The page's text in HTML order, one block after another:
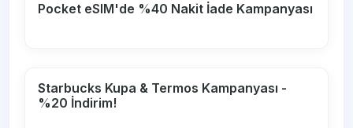
Pocket eSIM'de %40 Nakit İade Kampanyası
Starbucks Kupa & Termos Kampanyası -
%20 İndirim!